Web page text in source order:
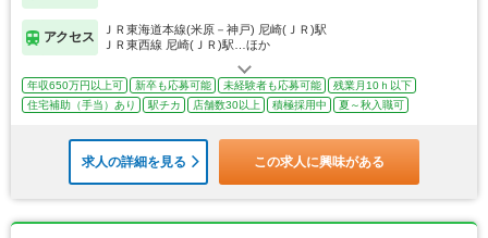
アクセス
ＪＲ東海道本線(米原－神戸) 尼崎(ＪＲ)駅
ＪＲ東西線 尼崎(ＪＲ)駅…ほか
年収650万円以上可 新卒も応募可能 未経験者も応募可能
残業月10ｈ以下
住宅補助（手当）あり
駅チカ 店舗数30以上 積極採用中 夏～秋入職可
求人の詳細を見る この求人に興味がある